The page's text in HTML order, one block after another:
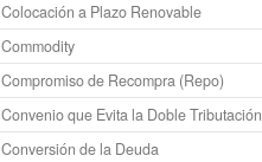
Colocación a Plazo Renovable
Commodity
Compromiso de Recompra (Repo)
Convenio que Evita la Doble Tributación
Conversión de la Deuda